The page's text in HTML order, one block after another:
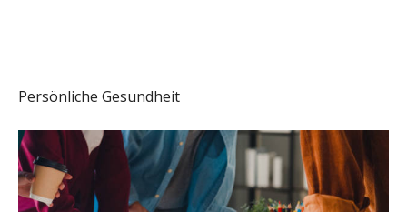
Persönliche Gesundheit